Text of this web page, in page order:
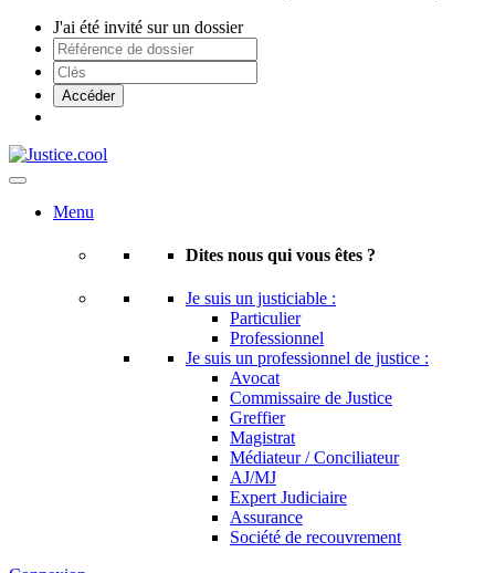
J'ai été invité sur un dossier
Menu
Dites nous qui vous êtes ?
Je suis un justiciable :
Particulier
Professionnel
Je suis un professionnel de justice :
Avocat
Commissaire de Justice
Greffier
Magistrat
Médiateur / Conciliateur
AJ/MJ
Expert Judiciaire
Assurance
Société de recouvrement